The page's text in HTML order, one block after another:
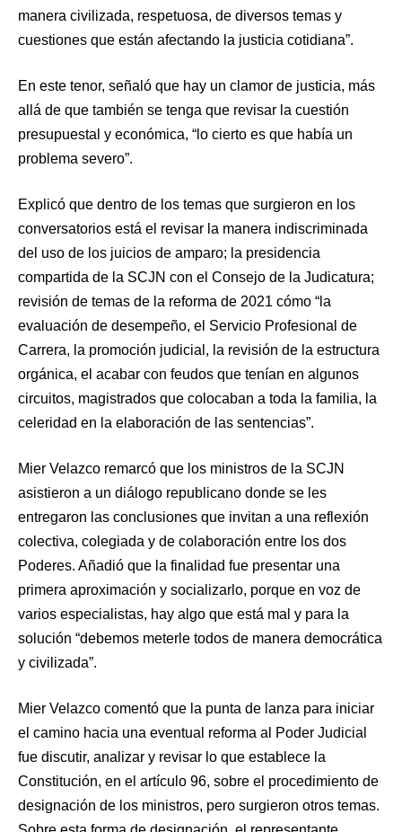
manera civilizada, respetuosa, de diversos temas y
cuestiones que están afectando la justicia cotidiana”.
En este tenor, señaló que hay un clamor de justicia, más
allá de que también se tenga que revisar la cuestión
presupuestal y económica, “lo cierto es que había un
problema severo”.
Explicó que dentro de los temas que surgieron en los
conversatorios está el revisar la manera indiscriminada
del uso de los juicios de amparo; la presidencia
compartida de la SCJN con el Consejo de la Judicatura;
revisión de temas de la reforma de 2021 cómo “la
evaluación de desempeño, el Servicio Profesional de
Carrera, la promoción judicial, la revisión de la estructura
orgánica, el acabar con feudos que tenían en algunos
circuitos, magistrados que colocaban a toda la familia, la
celeridad en la elaboración de las sentencias”.
Mier Velazco remarcó que los ministros de la SCJN
asistieron a un diálogo republicano donde se les
entregaron las conclusiones que invitan a una reflexión
colectiva, colegiada y de colaboración entre los dos
Poderes. Añadió que la finalidad fue presentar una
primera aproximación y socializarlo, porque en voz de
varios especialistas, hay algo que está mal y para la
solución “debemos meterle todos de manera democrática
y civilizada”.
Mier Velazco comentó que la punta de lanza para iniciar
el camino hacia una eventual reforma al Poder Judicial
fue discutir, analizar y revisar lo que establece la
Constitución, en el artículo 96, sobre el procedimiento de
designación de los ministros, pero surgieron otros temas.